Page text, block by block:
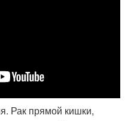
Рак прямой кишки,